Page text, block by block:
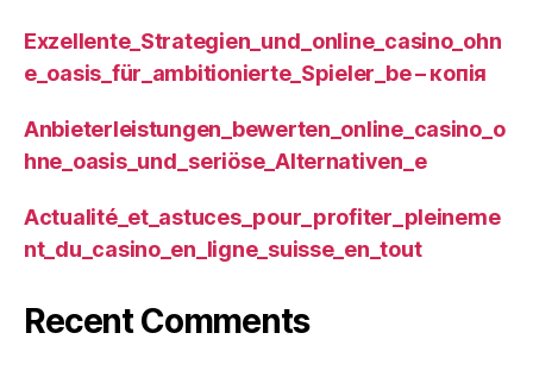
Exzellente_Strategien_und_online_casino_ohn
e_oasis_für_ambitionierte_Spieler_be – копія
Anbieterleistungen_bewerten_online_casino_o
hne_oasis_und_seriöse_Alternativen_e
Actualité_et_astuces_pour_profiter_pleineme
nt_du_casino_en_ligne_suisse_en_tout
Recent Comments